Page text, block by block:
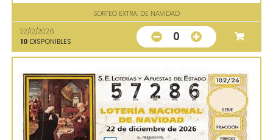
SORTEO EXTRA. DE NAVIDAD
22/12/2026
10 DISPONIBLES 0